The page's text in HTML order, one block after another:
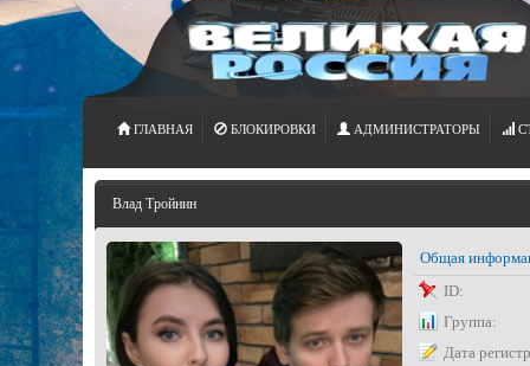
ГЛАВНАЯ БЛОКИРОВКИ АДМИНИСТРАТОРЫ
Влад Тройнин
Общая
ID:
Группа:
Дата